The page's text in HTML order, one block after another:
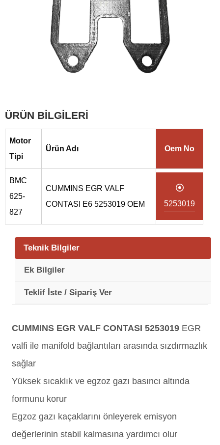
ÜRÜN BİLGİLERİ
Motor
Tipi
Ürün Adı Oem No
BMC
625-
827
CUMMINS EGR VALF
CONTASI E6 5253019 OEM
5253019
Teknik Bilgiler
Ek Bilgiler
Teklif İste / Sipariş Ver
CUMMINS EGR VALF CONTASI 5253019 EGR
valfi ile manifold bağlantıları arasında sızdırmazlık
sağlar
Yüksek sıcaklık ve egzoz gazı basıncı altında
formunu korur
Egzoz gazı kaçaklarını önleyerek emisyon
değerlerinin stabil kalmasına yardımcı olur